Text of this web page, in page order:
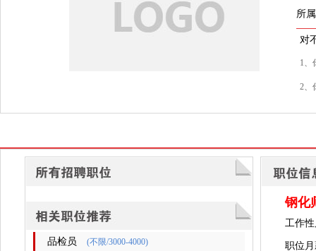
所
对
1、
2、
品检员 (不限/3000-4000)
钢化
工作
职位月